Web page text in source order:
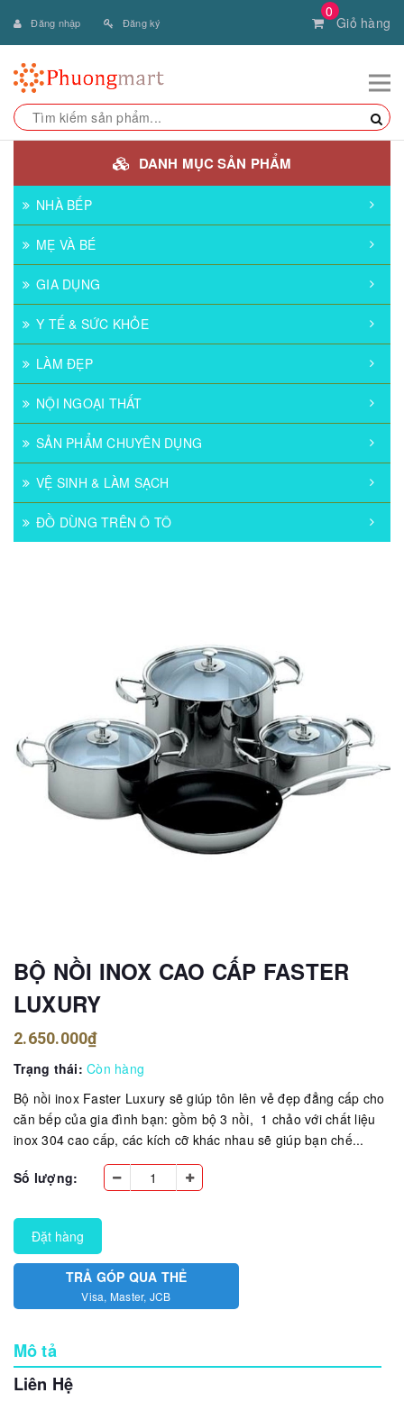
0
Giỏ hàng
Đăng nhập Đăng ký
DANH MỤC SẢN PHẨM
NHÀ BẾP
MẸ VÀ BÉ
GIA DỤNG
Y TẾ & SỨC KHỎE
LÀM ĐẸP
NỘI NGOẠI THẤT
SẢN PHẨM CHUYÊN DỤNG
VỆ SINH & LÀM SẠCH
ĐỒ DÙNG TRÊN Ô TÔ
BỘ NỒI INOX CAO CẤP FASTER
LUXURY
2.650.000₫
Trạng thái: Còn hàng
Bộ nồi inox Faster Luxury sẽ giúp tôn lên vẻ đẹp đẳng cấp cho
căn bếp của gia đình bạn: gồm bộ 3 nồi, 1 chảo với chất liệu
inox 304 cao cấp, các kích cỡ khác nhau sẽ giúp bạn chế...
Số lượng:
Đặt hàng
TRẢ GÓP QUA THẺ
Visa, Master, JCB
Mô tả
Liên Hệ